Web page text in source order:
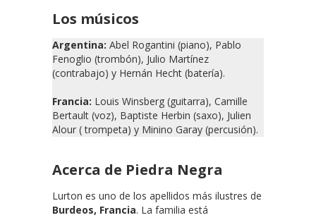
Los músicos
Argentina: Abel Rogantini (piano), Pablo
Fenoglio (trombón), Julio Martínez
(contrabajo) y Hernán Hecht (batería).
Francia: Louis Winsberg (guitarra), Camille
Bertault (voz), Baptiste Herbin (saxo), Julien
Alour ( trompeta) y Minino Garay (percusión).
Acerca de Piedra Negra
Lurton es uno de los apellidos más ilustres de
Burdeos, Francia. La familia está